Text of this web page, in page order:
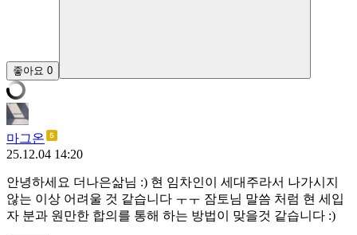
좋아요 0
마그온
25.12.04 14:20
안녕하세요 더나은삶님 :) 현 임차인이 세대주라서 나가시지
않는 이상 어려울 것 같습니다 ㅜㅜ 잠토님 말씀 처럼 현 세입
자 분과 원만한 합의를 통해 하는 방법이 맞을것 같습니다 :)